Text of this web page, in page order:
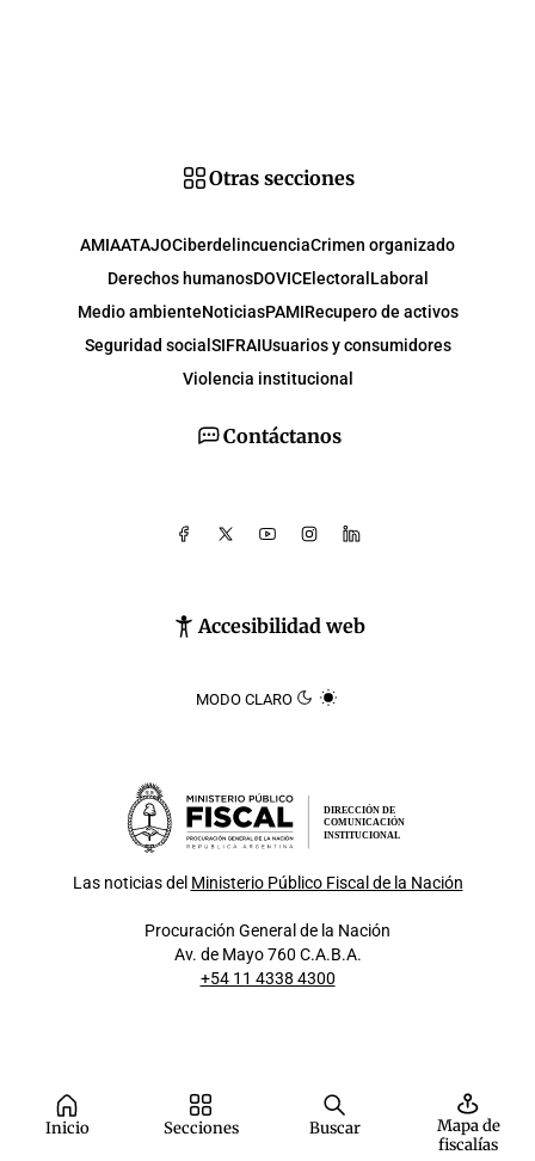
Inicio Secciones Buscar
Mapa de
fiscalías
Contáctanos
Accesibilidad web
MODO CLARO
Otras secciones
AMIAATAJOCiberdelincuenciaCrimen organizado
Derechos humanosDOVICElectoral Laboral
Medio ambienteNoticiasPAMIRecupero de activos
Seguridad social SIFRAIUsuarios y consumidores
Violencia institucional
DIRECCIÓN DE
COMUNICACIÓN
INSTITUCIONAL
Las noticias del Ministerio Público Fiscal de la Nación
Procuración General de la Nación
Av. de Mayo 760 C.A.B.A.
+54 11 4338 4300